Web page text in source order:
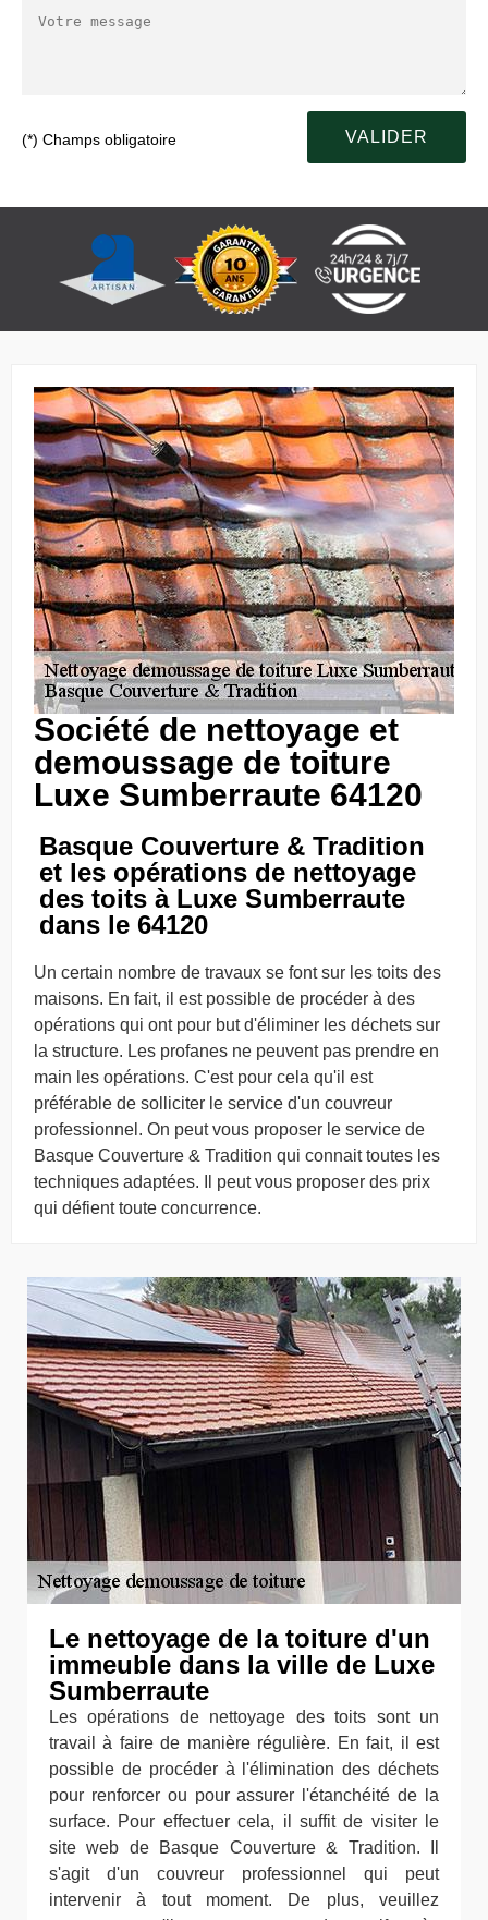
(*) Champs obligatoire
Société de nettoyage et
demoussage de toiture
Luxe Sumberraute 64120
Basque Couverture & Tradition
et les opérations de nettoyage
des toits à Luxe Sumberraute
dans le 64120
Un certain nombre de travaux se font sur les toits des
maisons. En fait, il est possible de procéder à des
opérations qui ont pour but d'éliminer les déchets sur
la structure. Les profanes ne peuvent pas prendre en
main les opérations. C'est pour cela qu'il est
préférable de solliciter le service d'un couvreur
professionnel. On peut vous proposer le service de
Basque Couverture & Tradition qui connait toutes les
techniques adaptées. Il peut vous proposer des prix
qui défient toute concurrence.
Le nettoyage de la toiture d'un
immeuble dans la ville de Luxe
Sumberraute
Les opérations de nettoyage des toits sont un
travail à faire de manière régulière. En fait, il est
possible de procéder à l'élimination des déchets
pour renforcer ou pour assurer l'étanchéité de la
surface. Pour effectuer cela, il suffit de visiter le
site web de Basque Couverture & Tradition. Il
s'agit d'un couvreur professionnel qui peut
intervenir à tout moment. De plus, veuillez